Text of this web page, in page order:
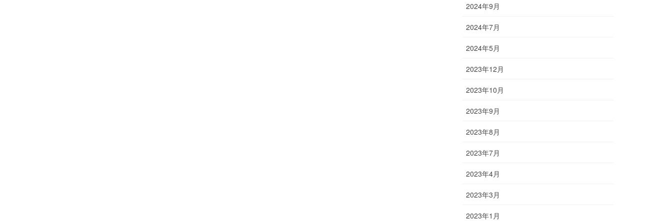
2024年9月
2024年7月
2024年5月
2023年12月
2023年10月
2023年9月
2023年8月
2023年7月
2023年4月
2023年3月
2023年1月